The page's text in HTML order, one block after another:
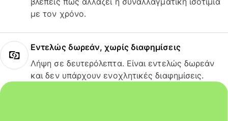
με τον χρόνο.
Εντελώς δωρεάν, χωρίς διαφημίσεις
Λήψη σε δευτερόλεπτα. Είναι εντελώς δωρεάν
και δεν υπάρχουν ενοχλητικές διαφημίσεις.